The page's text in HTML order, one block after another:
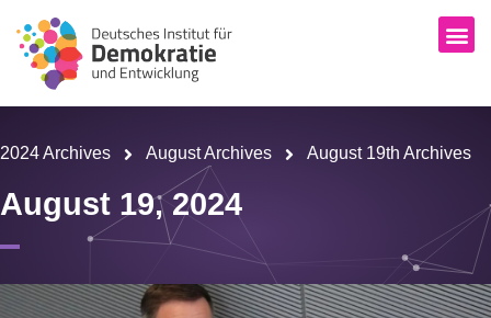
2024 Archives August Archives August 19th Archives
August 19, 2024